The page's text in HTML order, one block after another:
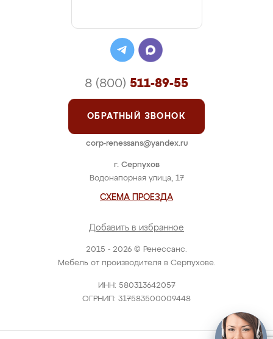
2015 - 2026 © Ренессанс.
Мебель от производителя в Серпухове.
ИНН: 580313642057
ОГРНИП: 317583500009448
г. Серпухов
Водонапорная улица, 17
СХЕМА ПРОЕЗДА
Добавить в избранное
8 (800) 511-89-55
ОБРАТНЫЙ ЗВОНОК
corp-renessans@yandex.ru